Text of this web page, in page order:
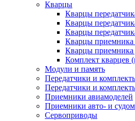
Кварцы
Кварцы
Кварцы
Кварцы
Кварцы
Кварцы приемника
Комплект кварцев
Модули и память
Передатчики и
Передатчики и
Приемники авиамоделей
Приемники авто- и
Сервоприводы